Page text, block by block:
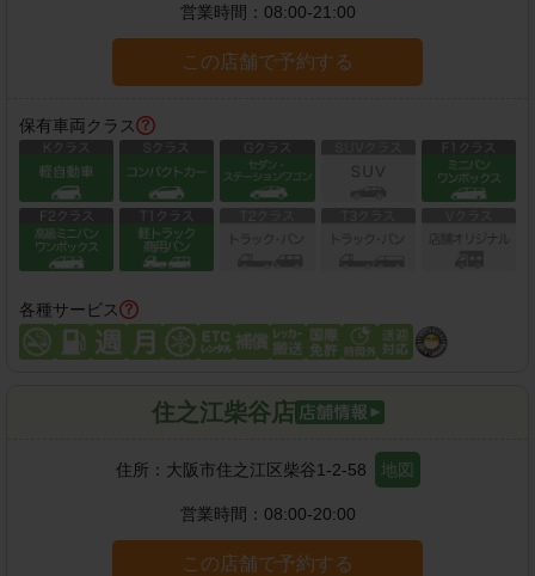
営業時間： 08:00-21:00
この店舗で予約する
保有車両クラス
各種サービス
住之江柴谷店
住所： 大阪市住之江区柴谷1-2-58 地図
営業時間： 08:00-20:00
この店舗で予約する